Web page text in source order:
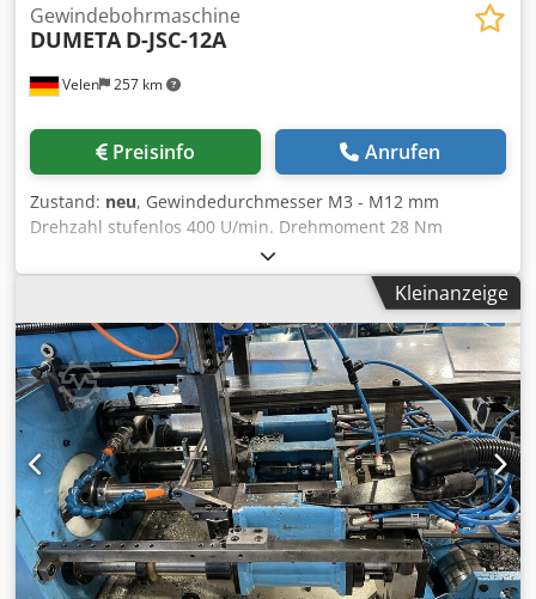
Velen 257 km
Gewindebohrmaschine
DUMETA D-JSC-12A
Preisinfo Anrufen
Zustand: neu, Gewindedurchmesser M3 - M12 mm
Drehzahl stufenlos 400 U/min. Drehmoment 28 Nm
Luftdruck 6 - 8 bar Arbeitsbereich 150 - 1900 mm
Maschinengewicht ca. 12 kg Djdpfx Aed Iinuekpskr Die
pneumatisch angetriebene D-JSC Gewindebohrmaschine
besitzt u.a. einen Druckluftmotor mit Schnellspannfutter
und einen stabilen und flexiblen Arbeitsarm. Der
Bohrungsarm kann durch den Anbauflansch direkt am
Arbeitstisch befestigt werden und ist sofort arbeitsbereit.
Dadurch werden schnelle Umstellungszeiten garantiert. Es
ist möglich den Gewindebohrer einfach an das
gewünschte Bohrungsloch anzubringen, ohne das Bauteil
unter dem Gewindebohrer positionieren zu müssen.
Ausführung mit einem einstellbaren Winkel, wobei sich
das Schnellspannfutter kippen lässt, sodass auch ein
horizontales Gewindebohren möglich ist. Pneumatische
Kleinanzeige